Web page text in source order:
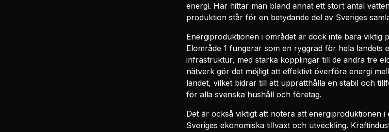
energi. Här hittar man bland annat ett stort antal
produktion står för en betydande del av Sveriges
Energiproduktionen i området är dock inte bara viktig
Elområde 1 fungerar som en ryggrad för hela landets
infrastruktur, med starka kopplingar till de andra tre
nätverk gör det möjligt att effektivt överföra energi
landet, vilket bidrar till att upprätthålla en stabil och
för alla svenska hushåll och företag.
Det är också viktigt att notera att energiproduktionen i
Sveriges ekonomiska tillväxt och utveckling.